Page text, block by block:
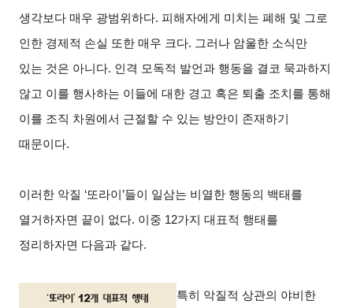
생각보다 매우 광범위하다. 피해자에게 미치는 폐해 및 그로
인한 경제적 손실 또한 매우 크다. 그러나 암울한 소식만
있는 것은 아니다. 인격 모독적 발언과 행동을 결코 묵과하지
않고 이를 행사하는 이들에 대한 경고 혹은 퇴출 조치를 통해
이를 조직 차원에서 근절할 수 있는 방안이 존재하기
때문이다.
이러한 악질 ‘또라이’들이 일삼는 비열한 행동의 백태를
열거하자면 끝이 없다. 이중 12가지 대표적 행태를
정리하자면 다음과 같다.
특히 악질적 상관의 야비한